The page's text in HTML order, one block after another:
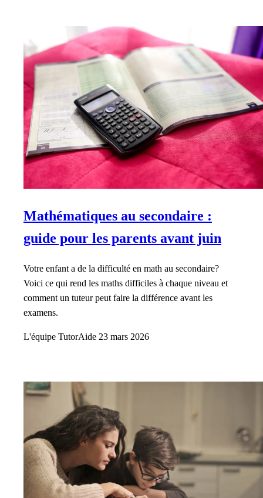
Mathématiques au secondaire :
guide pour les parents avant juin
Votre enfant a de la difficulté en math au secondaire?
Voici ce qui rend les maths difficiles à chaque niveau et
comment un tuteur peut faire la différence avant les
examens.
L'équipe TutorAide 23 mars 2026